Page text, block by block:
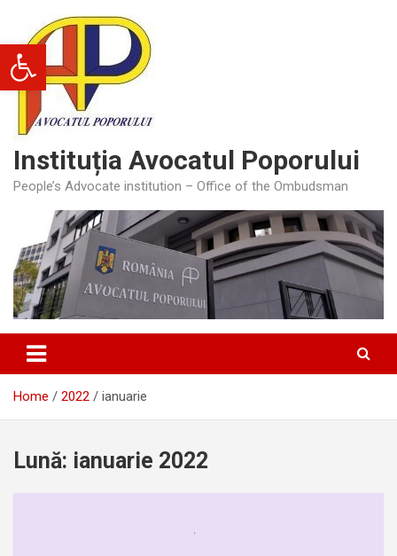
Deschide bara de unelte
content
Instituția Avocatul Poporului
People’s Advocate institution – Office of the Ombudsman
Home 2022 ianuarie
Lună: ianuarie 2022